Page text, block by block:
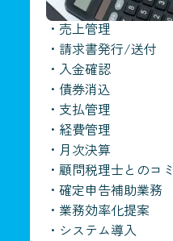
・ 売上管理
・ 請求書発行/送付
・ 入金確認
・ 債券消込
・ 支払管理
・ 経費管理
・ 月次決算
・ 顧問税理士とのコ
・ 確定申告補助業務
・ 業務効率化提案
・ システム導入